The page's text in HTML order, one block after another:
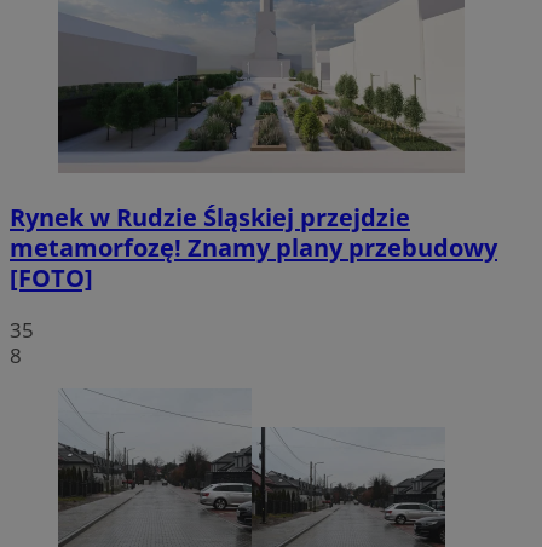
Rynek w Rudzie Śląskiej przejdzie
metamorfozę! Znamy plany przebudowy
[FOTO]
35
8